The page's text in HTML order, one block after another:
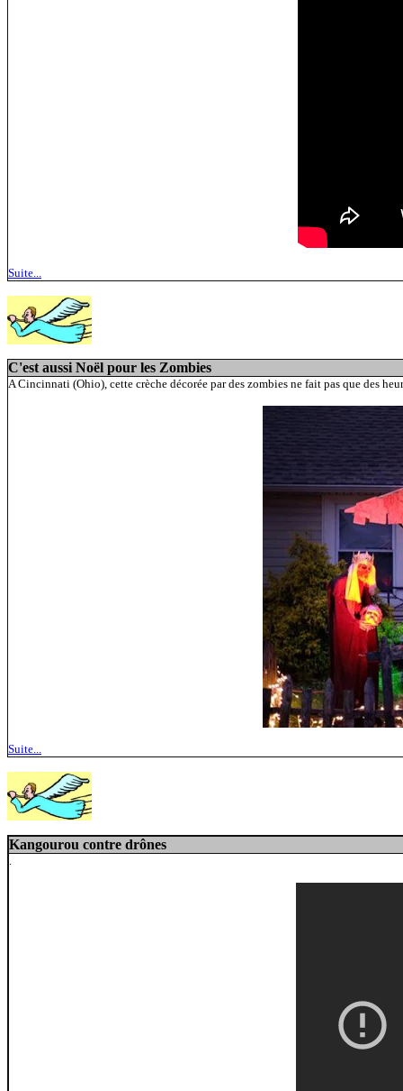
Suite...
C'est aussi Noël pour les Zombies
A Cincinnati (Ohio), cette crèche décorée par des zombies ne fait pas que des
Suite...
Kangourou contre drônes
.